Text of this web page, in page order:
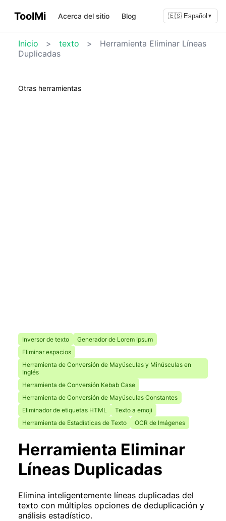
ToolMi Acerca del sitio Blog 🇪🇸 Español ▼
Inicio > texto >
Herramienta Eliminar Líneas
Duplicadas
Otras herramientas
Inversor de texto
Generador de Lorem Ipsum
Eliminar espacios
Herramienta de Conversión de Mayúsculas y Minúsculas en
Inglés
Herramienta de Conversión Kebab Case
Herramienta de Conversión de Mayúsculas Constantes
Eliminador de etiquetas HTML
Texto a emoji
Herramienta de Estadísticas de Texto
OCR de Imágenes
Herramienta Eliminar
Líneas Duplicadas
Elimina inteligentemente líneas duplicadas del
texto con múltiples opciones de deduplicación y
análisis estadístico.